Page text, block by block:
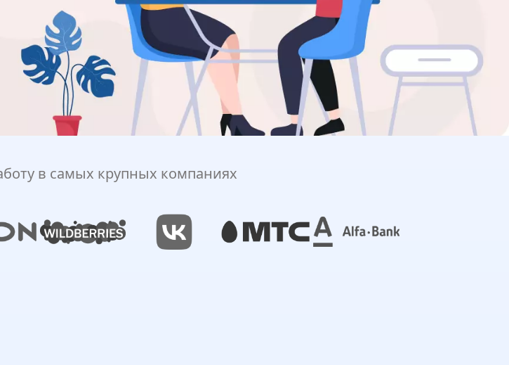
в самых крупных компаниях